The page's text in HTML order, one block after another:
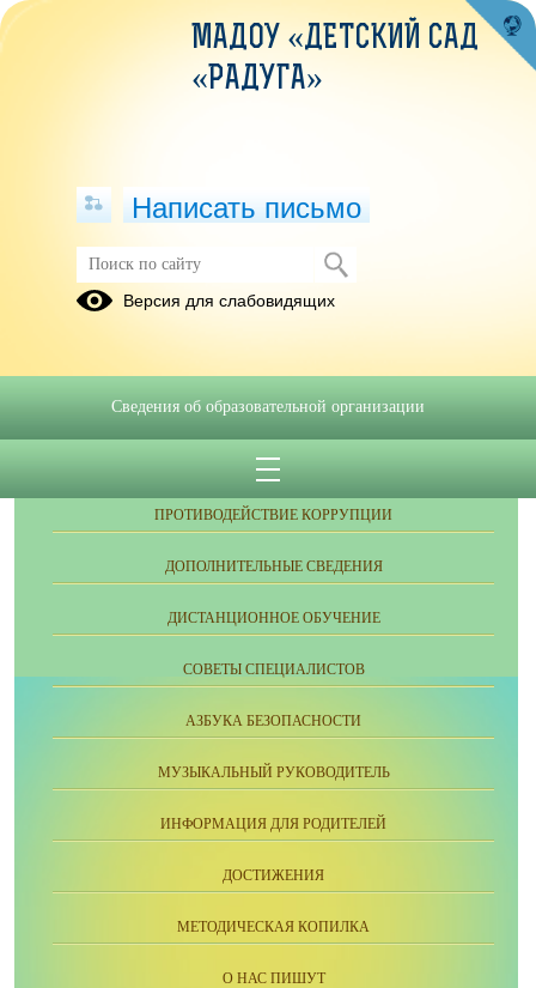
Музыкальный руководитель
ОБРАЩЕНИЯ ГРАЖДАН
ПРОТИВОДЕЙСТВИЕ КОРРУПЦИИ
ДОПОЛНИТЕЛЬНЫЕ СВЕДЕНИЯ
ДИСТАНЦИОННОЕ ОБУЧЕНИЕ
СОВЕТЫ СПЕЦИАЛИСТОВ
АЗБУКА БЕЗОПАСНОСТИ
МУЗЫКАЛЬНЫЙ РУКОВОДИТЕЛЬ
ИНФОРМАЦИЯ ДЛЯ РОДИТЕЛЕЙ
ДОСТИЖЕНИЯ
МЕТОДИЧЕСКАЯ КОПИЛКА
О НАС ПИШУТ
МАДОУ «ДЕТСКИЙ САД
«РАДУГА»
Написать письмо
Версия для слабовидящих
Сведения об образовательной организации